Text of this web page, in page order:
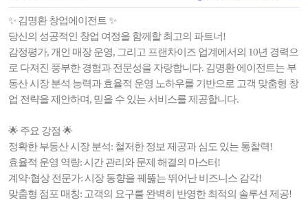
✨ 김명환 창업에이전트 ✨
당신의 성공적인 창업 여정을 함께할 최고의 파트너!
감정평가, 개인 매장 운영, 그리고 프랜차이즈 업계에서의 10년 경력으
로 다져진 풍부한 경험과 전문성을 자랑합니다. 김명환 에이전트는 부
동산 시장 분석 능력과 효율적 운영 노하우를 기반으로 고객 맞춤형 창
업 전략을 제안하며, 믿을 수 있는 서비스를 제공합니다.
🌟 주요 강점 🌟
정확한 부동산 시장 분석: 철저한 정보 제공과 심도 있는 통찰력!
효율적 운영 역량: 시간 관리와 문제 해결의 마스터!
계약·협상 전문가: 시장 동향을 꿰뚫는 뛰어난 비즈니스 감각!
맞춤형 점포 매칭: 고객의 요구를 완벽히 반영한 최적의 솔루션 제공!